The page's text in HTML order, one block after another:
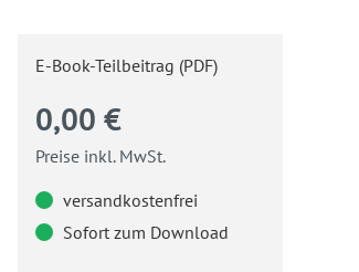
E-Book-Teilbeitrag (PDF)
0,00 €
Preise inkl. MwSt.
versandkostenfrei
Sofort zum Download